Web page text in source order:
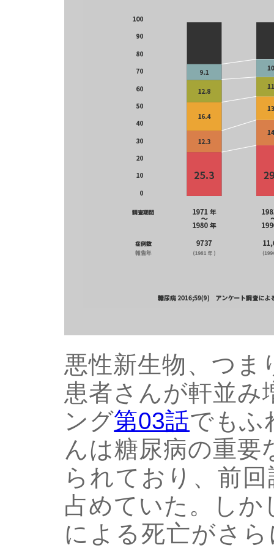
悪性新生物、つま
患者さんが軒並み
ング第03話でもふ
んは糖尿病の重要
られており、前
占めていた。しか
による死亡がさ